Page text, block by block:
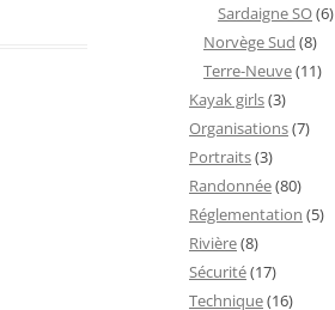
Sardaigne SO(6)
Norvège Sud (8)
Terre-Neuve(11)
Kayak girls(3)
Organisations(7)
Portraits(3)
Randonnée(80)
Réglementation (5)
Rivière(8)
Sécurité(17)
Technique(16)